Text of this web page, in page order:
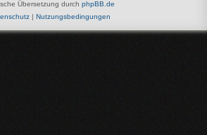
Übersetzung durch phpBB.de
| Nutzungsbedingungen